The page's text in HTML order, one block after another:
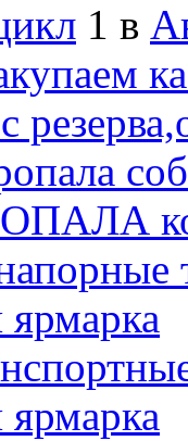
1 в
ярмарка
ярмарка